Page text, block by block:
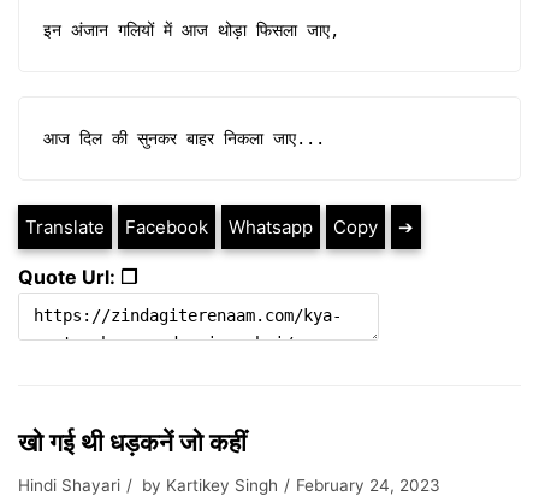
इन अंजान गलियों में आज थोड़ा फिसला जाए,
आज दिल की सुनकर बाहर निकला जाए...
Translate Facebook Whatsapp Copy ➔
Quote Url: ❐
खो गई थी धड़कनें जो कहीं
Hindi Shayari by Kartikey Singh February 24, 2023